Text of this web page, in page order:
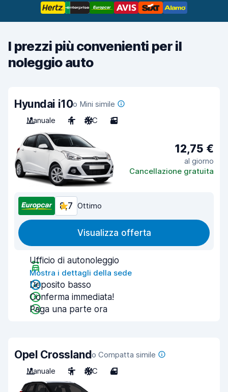
I prezzi più convenienti per il
noleggio auto
Hyundai i10o Mini simile
Manuale
4 A/C 3
12,75 €
al giorno
Cancellazione gratuita
8,7 Ottimo
Visualizza offerta
Ufficio di autonoleggio
Mostra i dettagli della sede
Deposito basso
Conferma immediata!
Paga una parte ora
Opel Crosslando Compatta simile
Manuale
5 A/C 4